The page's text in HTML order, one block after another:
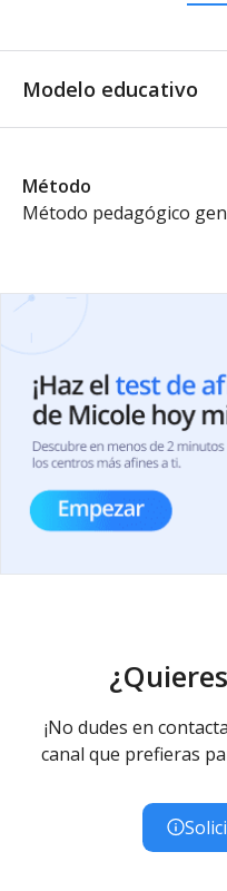
Modelo educativo
Método
Método pedagógico
¡No dudes en
canal que prefieras